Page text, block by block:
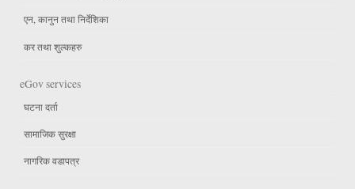
एन, कानुन तथा निर्देशिका
कर तथा शुल्कहरु
eGov services
घटना दर्ता
सामाजिक सुरक्षा
नागरिक वडापत्र